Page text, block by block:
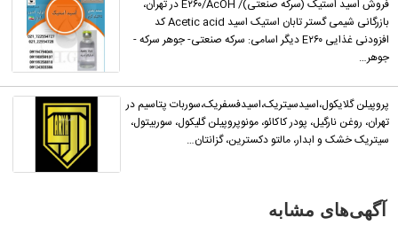
فروش اسید استیک (سرکه صنعتی)/ E۲۶۰/AcOH در تهران،
بازرگانی شیمی گستر تابان استیک اسید Acetic acid کد
افزودنی غذایی E۲۶۰ دیگر اسامی: سرکه صنعتی- جوهر سرکه -
جوهر…
پروپیلن گلایکول،اسیدسیتریک،اسیدفسفریک،سوربات پتاسیم در
تهران، روغن نارگیل، پودر کاکائو، مونوپروپیلن گلیکول، سوربیتول،
سیتریک خشک و ابدار، مالتو دکسترین، گزانتان…
آگهی‌های مشابه